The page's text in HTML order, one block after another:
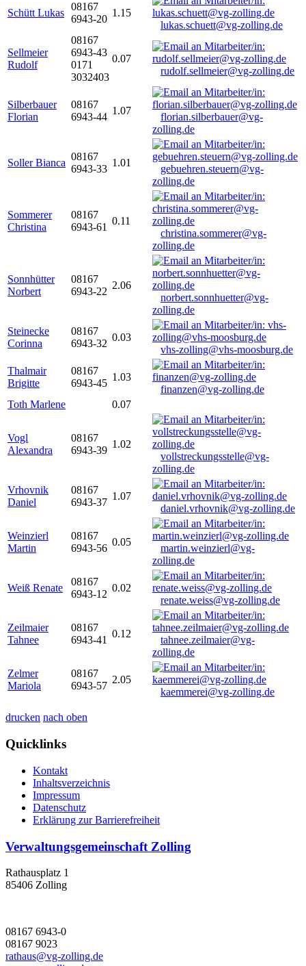
Schütt Lukas
08167
6943-20
1.15
lukas.schuett@vg-zolling.de
Sellmeier
Rudolf
08167
6943-43
0171
3032403
0.07
rudolf.sellmeier@vg-zolling.de
Silberbauer
Florian
08167
6943-44
1.07
florian.silberbauer@vg-
zolling.de
Soller Bianca
08167
6943-33
1.01
gebuehren.steuern@vg-
zolling.de
Sommerer
Christina
08167
6943-61
0.11
christina.sommerer@vg-
zolling.de
Sonnhütter
Norbert
08167
6943-22
2.06
norbert.sonnhuetter@vg-
zolling.de
Steinecke
Corinna
08167
6943-32
0.03
vhs-zolling@vhs-moosburg.de
Thalmair
Brigitte
08167
6943-45
1.03
finanzen@vg-zolling.de
Toth Marlene
0.07
Vogl
Alexandra
08167
6943-39
1.02
vollstreckungsstelle@vg-
zolling.de
Vrhovnik
Daniel
08167
6943-37
1.07
daniel.vrhovnik@vg-zolling.de
Weinzierl
Martin
08167
6943-56
0.05
martin.weinzierl@vg-
zolling.de
Weiß Renate
08167
6943-12
0.02
renate.weiss@vg-zolling.de
Zeilmaier
Tahnee
08167
6943-41
0.12
tahnee.zeilmaier@vg-
zolling.de
Zelmer
Mariola
08167
6943-57
2.05
kaemmerei@vg-zolling.de
drucken nach oben
Quicklinks
Kontakt
Inhaltsverzeichnis
Impressum
Datenschutz
Erklärung zur Barrierefreiheit
Verwaltungsgemeinschaft Zolling
Rathausplatz 1
85406 Zolling
08167 6943-0
08167 9023
rathaus@vg-zolling.de